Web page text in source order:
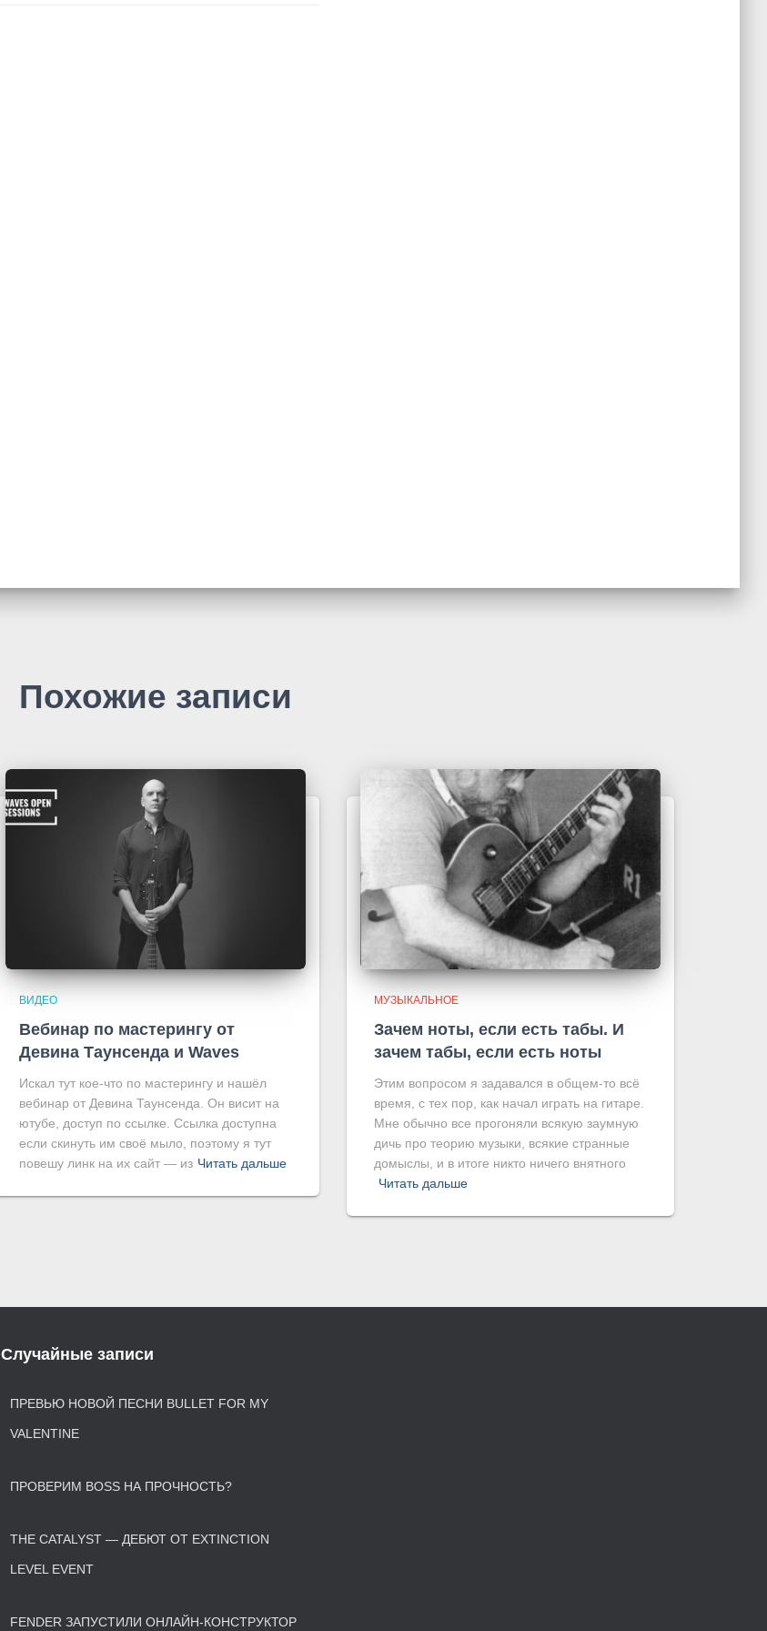
Похожие записи
ВИДЕО
Вебинар по мастерингу от
Девина Таунсенда и Waves
Искал тут кое-что по мастерингу и нашёл
вебинар от Девина Таунсенда. Он висит на
ютубе, доступ по ссылке. Ссылка доступна
если скинуть им своё мыло, поэтому я тут
повешу линк на их сайт — из Читать дальше
МУЗЫКАЛЬНОЕ
Зачем ноты, если есть табы. И
зачем табы, если есть ноты
Этим вопросом я задавался в общем-то всё
время, с тех пор, как начал играть на гитаре.
Мне обычно все прогоняли всякую заумную
дичь про теорию музыки, всякие странные
домыслы, и в итоге никто ничего внятного
Читать дальше
Случайные записи
ПРЕВЬЮ НОВОЙ ПЕСНИ BULLET FOR MY
VALENTINE
ПРОВЕРИМ BOSS НА ПРОЧНОСТЬ?
THE CATALYST — ДЕБЮТ ОТ EXTINCTION
LEVEL EVENT
FENDER ЗАПУСТИЛИ ОНЛАЙН-КОНСТРУКТОР